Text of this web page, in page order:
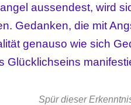
aussendest, wird
Gedanken, die mit
genauso wie sich
Glücklichseins
Spür dieser